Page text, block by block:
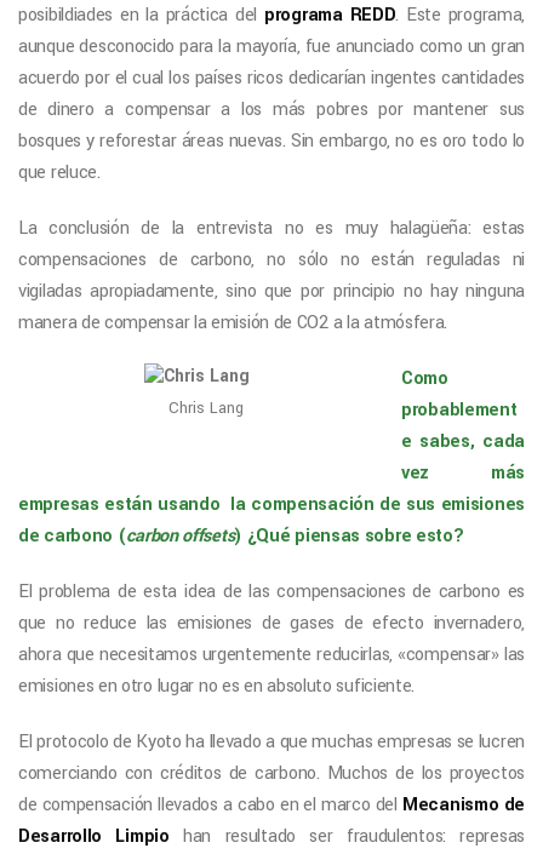
posibildiades en la práctica del programa REDD. Este programa,
aunque desconocido para la mayoría, fue anunciado como un gran
acuerdo por el cual los países ricos dedicarían ingentes cantidades
de dinero a compensar a los más pobres por mantener sus
bosques y reforestar áreas nuevas. Sin embargo, no es oro todo lo
que reluce.
La conclusión de la entrevista no es muy halagüeña: estas
compensaciones de carbono, no sólo no están reguladas ni
vigiladas apropiadamente, sino que por principio no hay ninguna
manera de compensar la emisión de CO2 a la atmósfera.
Chris Lang
Como
probablement
e sabes, cada
vez más
empresas están usando la compensación de sus emisiones
de carbono (carbon offsets) ¿Qué piensas sobre esto?
El problema de esta idea de las compensaciones de carbono es
que no reduce las emisiones de gases de efecto invernadero,
ahora que necesitamos urgentemente reducirlas, «compensar» las
emisiones en otro lugarno es en absolutosuficiente.
El protocolo de Kyoto ha llevado a que muchas empresas se lucren
comerciando con créditos de carbono. Muchos de los proyectos
de compensación llevados a cabo en el marco del Mecanismo de
Desarrollo Limpio han resultado ser fraudulentos: represas